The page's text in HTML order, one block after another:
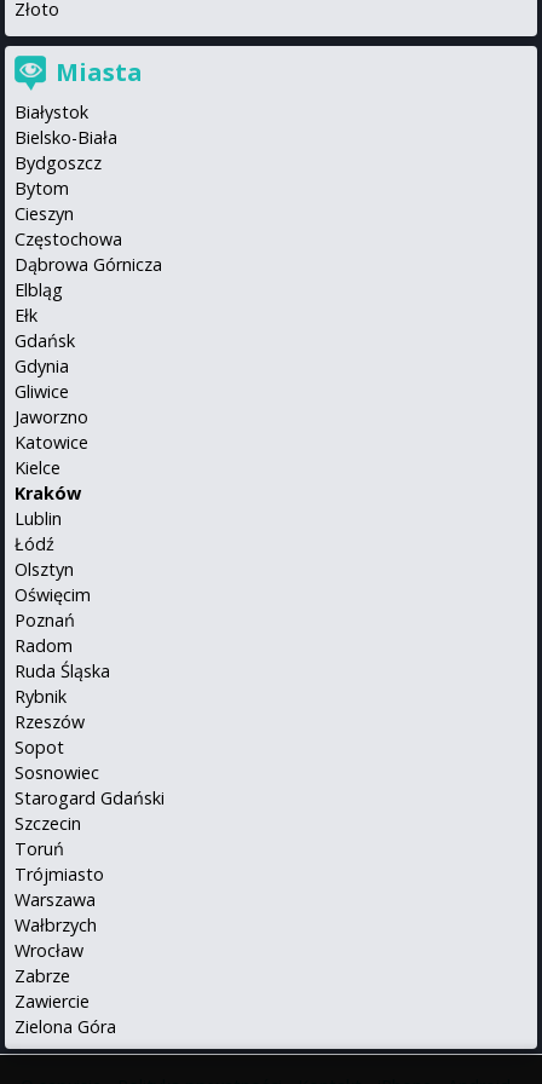
Złoto
Miasta
Białystok
Bielsko-Biała
Bydgoszcz
Bytom
Cieszyn
Częstochowa
Dąbrowa Górnicza
Elbląg
Ełk
Gdańsk
Gdynia
Gliwice
Jaworzno
Katowice
Kielce
Kraków
Lublin
Łódź
Olsztyn
Oświęcim
Poznań
Radom
Ruda Śląska
Rybnik
Rzeszów
Sopot
Sosnowiec
Starogard Gdański
Szczecin
Toruń
Trójmiasto
Warszawa
Wałbrzych
Wrocław
Zabrze
Zawiercie
Zielona Góra